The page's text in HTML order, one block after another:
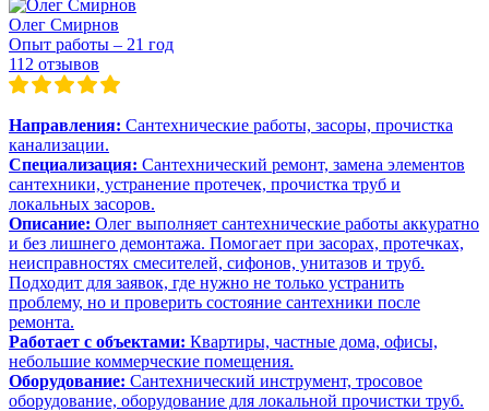
Олег Смирнов
Опыт работы – 21 год
112 отзывов
Направления: Сантехнические работы, засоры, прочистка
канализации.
Специализация: Сантехнический ремонт, замена элементов
сантехники, устранение протечек, прочистка труб и
локальных засоров.
Описание: Олег выполняет сантехнические работы аккуратно
и без лишнего демонтажа. Помогает при засорах, протечках,
неисправностях смесителей, сифонов, унитазов и труб.
Подходит для заявок, где нужно не только устранить
проблему, но и проверить состояние сантехники после
ремонта.
Работает с объектами: Квартиры, частные дома, офисы,
небольшие коммерческие помещения.
Оборудование: Сантехнический инструмент, тросовое
оборудование, оборудование для локальной прочистки труб.